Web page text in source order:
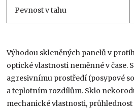
Pevnost v tahu
Výhodou skleněných panelů v
optické vlastnosti neměnné v čase.
agresivnímu prostředí (posypové
a teplotním rozdílům. Sklo
mechanické vlastnosti,